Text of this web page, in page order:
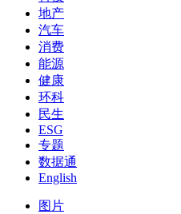
地产
汽车
消费
能源
健康
环科
民生
ESG
专题
数据通
English
图片